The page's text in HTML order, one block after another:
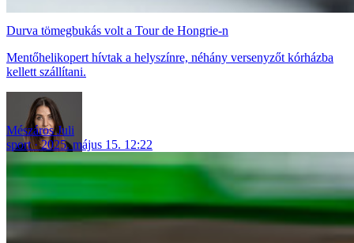
Durva tömegbukás volt a Tour de Hongrie-n
Mentőhelikopert hívtak a helyszínre, néhány versenyzőt kórházba
kellett szállítani.
Mészáros Juli
sport
2025. május 15. 12:22